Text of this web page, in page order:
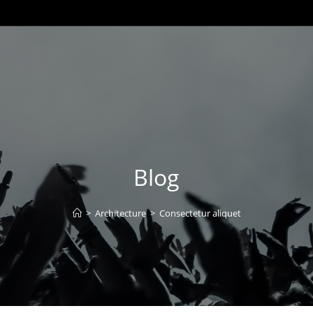
Blog
> Architecture > Consectetur aliquet